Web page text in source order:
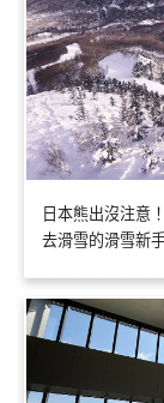
日本熊出沒注意
去滑雪的滑雪新